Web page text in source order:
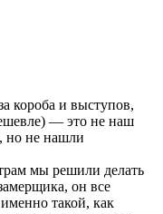
короба и выступов,
— это не наш
но не нашли
мы решили делать
он все
такой, как